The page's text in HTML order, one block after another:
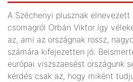
A Széchenyi plusznak
csomagról Orbán Viktor így
az, ami az országnak rossz,
számára kifejezetten jó.
európai viszszaesést országunk
kérdés csak az, hogy miként